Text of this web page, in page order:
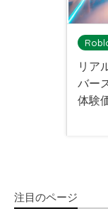
リア
バー
体験
注目のページ